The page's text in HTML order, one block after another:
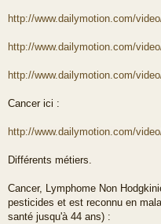
http://www.dailymotion.com/
http://www.dailymotion.com/
http://www.dailymotion.com/
Cancer ici :
http://www.dailymotion.com/
Différents métiers.
Cancer, Lymphome Non
pesticides et est reconnu en
santé jusqu'à 44 ans) :